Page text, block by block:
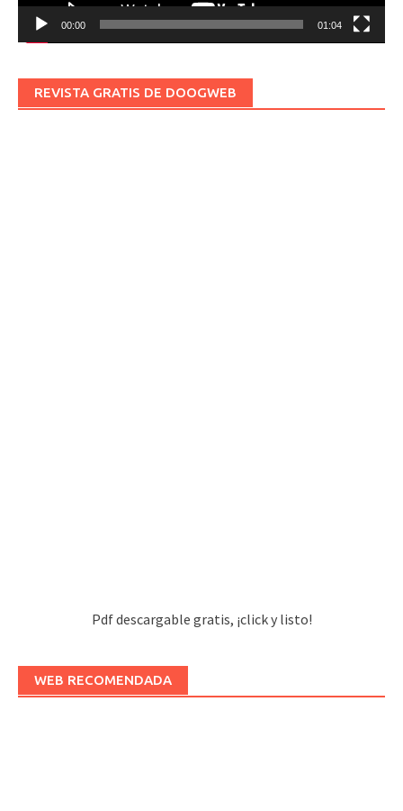
00:00 01:04
REVISTA GRATIS DE DOOGWEB
Pdf descargable gratis, ¡click y listo!
WEB RECOMENDADA